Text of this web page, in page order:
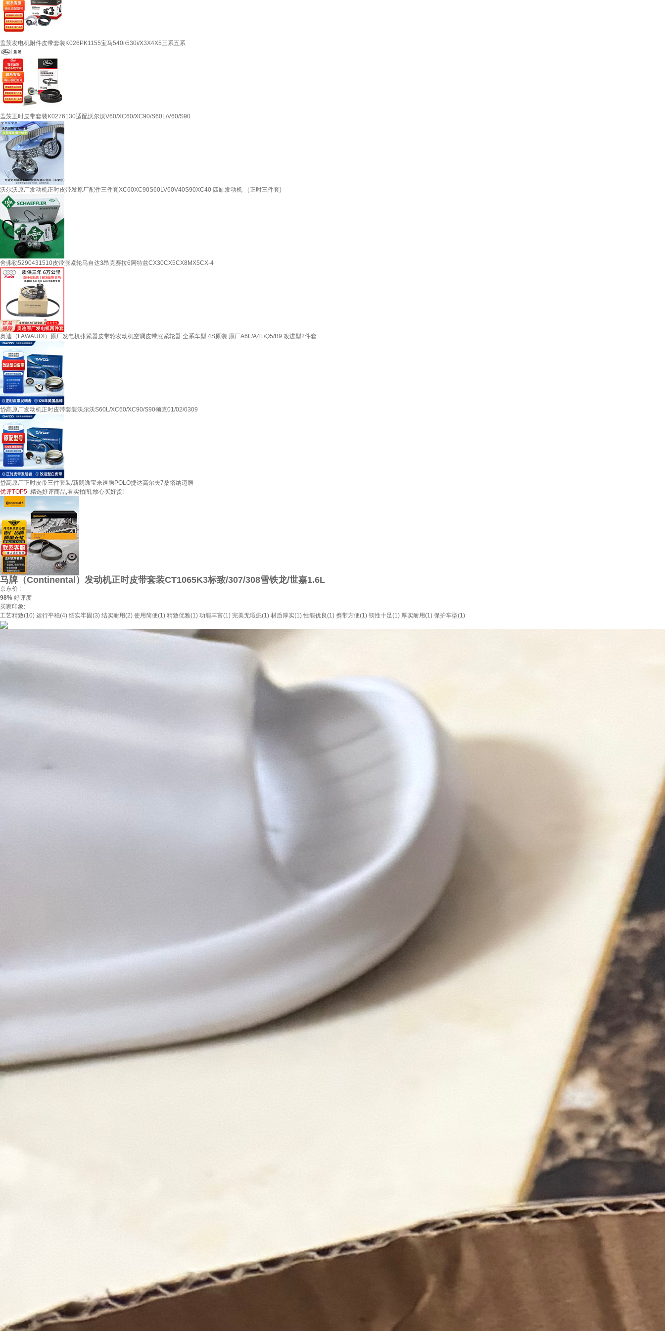
盖茨发电机附件皮带套装K026PK1155宝马540i/530i/X3X4X5三系五系
盖茨正时皮带套装K0276130适配沃尔沃V60/XC60/XC90/S60L/V60/S90
沃尔沃原厂发动机正时皮带发原厂配件三件套XC60XC90S60LV60V40S90XC40 四缸发动机 （正时三件套)
舍弗勒5290431510皮带涨紧轮马自达3昂克赛拉6阿特兹CX30CX5CX8MX5CX-4
奥迪（FAWAUDI）原厂发电机张紧器皮带轮发动机空调皮带涨紧轮器 全系车型 4S原装 原厂A6L/A4L/Q5/B9 改进型2件套
岱高原厂发动机正时皮带套装沃尔沃S60L/XC60/XC90/S90领克01/02/0309
岱高原厂正时皮带三件套装/新朗逸宝来速腾POLO捷达高尔夫7桑塔纳迈腾
优评TOP5 精选好评商品,看实拍图,放心买好货!
马牌（Continental）发动机正时皮带套装CT1065K3标致/307/308雪铁龙/世嘉1.6L
京东价 :
98% 好评度
买家印象:
工艺精致(10) 运行平稳(4) 结实牢固(3) 结实耐用(2) 使用简便(1) 精致优雅(1) 功能丰富(1) 完美无瑕疵(1) 材质厚实(1) 性能优良(1) 携带方便(1) 韧性十足(1) 厚实耐用(1) 保护车型(1)